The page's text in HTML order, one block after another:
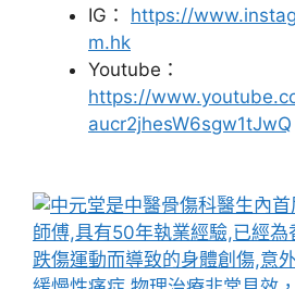
IG： https://
m.hk
Youtube：
https://
aucr2jhesW6sgw1tJwQ